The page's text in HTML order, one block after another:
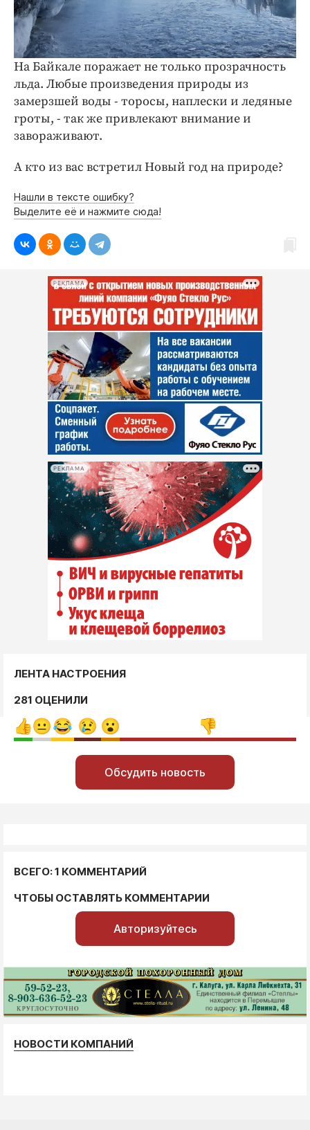
На Байкале поражает не только прозрачность
льда. Любые произведения природы из
замерзшей воды - торосы, наплески и ледяные
гроты, - так же привлекают внимание и
завораживают.
А кто из вас встретил Новый год на природе?
Нашли в тексте ошибку?
Выделите её и нажмите сюда!
РЕКЛАМА
РЕКЛАМА
ЛЕНТА НАСТРОЕНИЯ
281 ОЦЕНИЛИ
Обсудить новость
ВСЕГО: 1 КОММЕНТАРИЙ
ЧТОБЫ ОСТАВЛЯТЬ КОММЕНТАРИИ
Авторизуйтесь
НОВОСТИ КОМПАНИЙ